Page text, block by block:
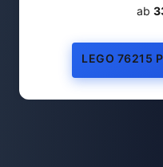
ab
LEGO 76215